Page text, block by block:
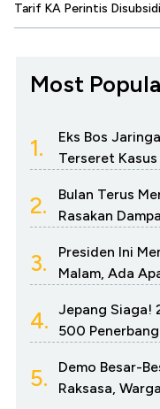
Tarif KA Perintis
Most
1.
Eks Bos
Terseret
2.
Bulan Terus
Rasakan
3.
Presiden Ini
Malam, Ada
4.
Jepang Siaga!
500
5.
Demo Besar-
Raksasa,